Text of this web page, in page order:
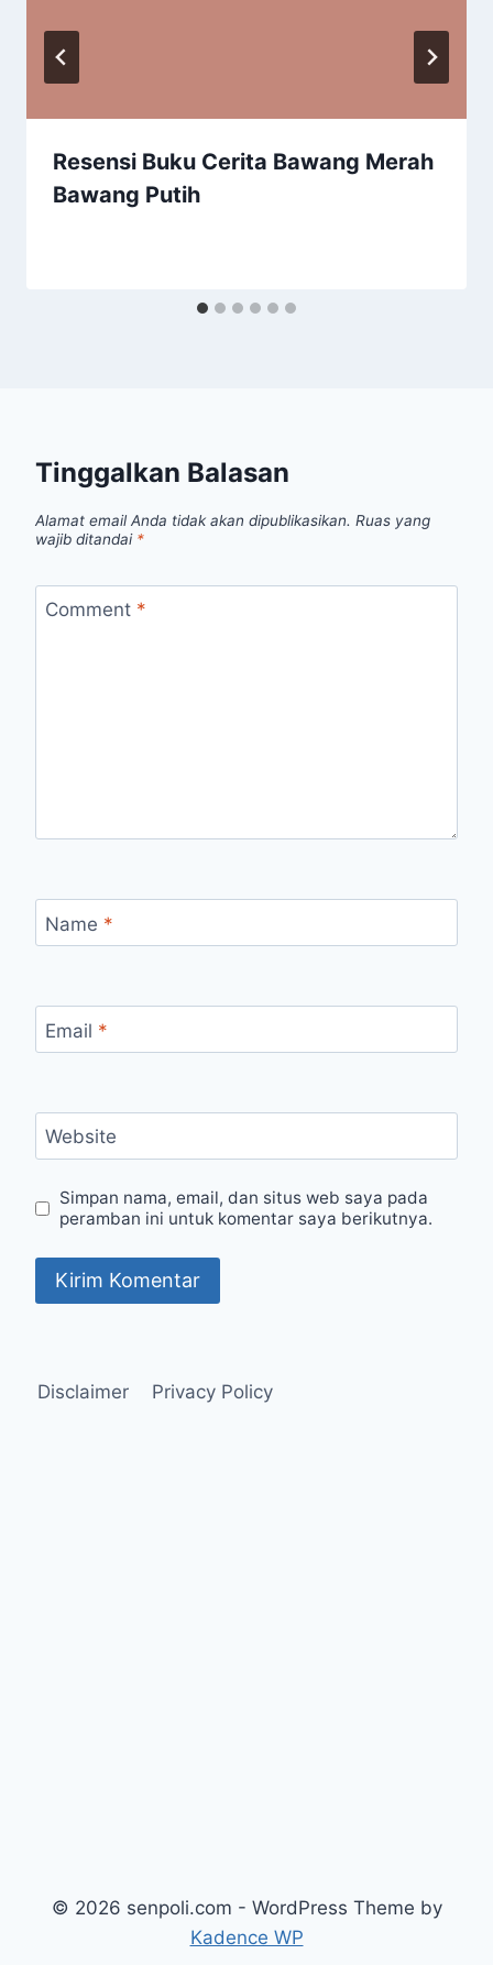
Resensi Buku Cerita Bawang Merah
Bawang Putih
Tinggalkan Balasan
Alamat email Anda tidak akan dipublikasikan. Ruas yang
wajib ditandai *
Comment *
Name *
Email *
Website
Simpan nama, email, dan situs web saya pada
peramban ini untuk komentar saya berikutnya.
Disclaimer Privacy Policy
© 2026 senpoli.com - WordPress Theme by
Kadence WP